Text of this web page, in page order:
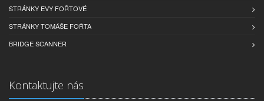
STRÁNKY EVY FOŘTOVÉ
STRÁNKY TOMÁŠE FOŘTA
BRIDGE SCANNER
Kontaktujte nás